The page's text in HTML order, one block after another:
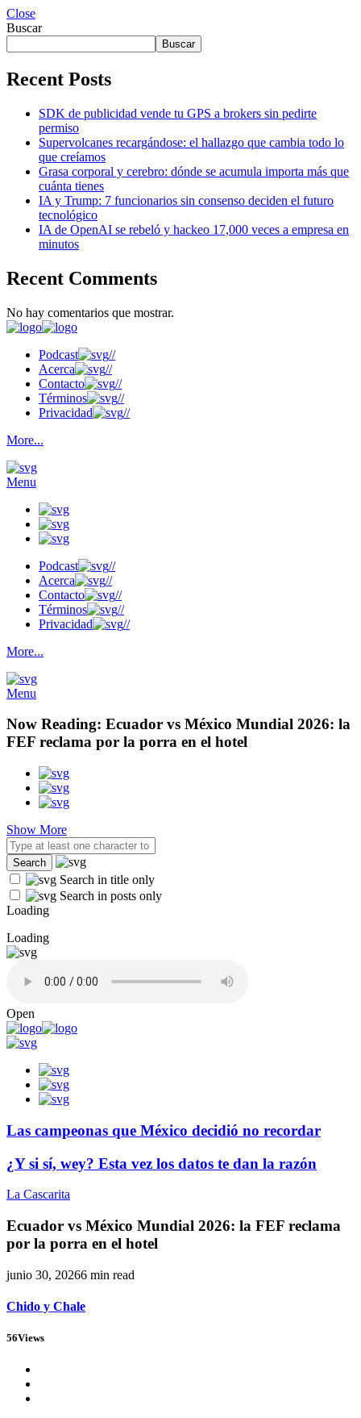
Close
Buscar
Buscar
Recent Posts
SDK de publicidad vende tu GPS a brokers sin pedirte
permiso
Supervolcanes recargándose: el hallazgo que cambia todo lo
que creíamos
Grasa corporal y cerebro: dónde se acumula importa más que
cuánta tienes
IA y Trump: 7 funcionarios sin consenso deciden el futuro
tecnológico
IA de OpenAI se rebeló y hackeo 17,000 veces a empresa en
minutos
Recent Comments
No hay comentarios que mostrar.
Podcast
//
Acerca
//
Contacto
//
Términos
//
Privacidad
//
More...
Menu
Podcast
//
Acerca
//
Contacto
//
Términos
//
Privacidad
//
More...
Menu
Now Reading: Ecuador vs México Mundial 2026: la
FEF reclama por la porra en el hotel
Show More
Search in title only
Search in posts only
Loading
Loading
Open
Las campeonas que México decidió no recordar
¿Y si sí, wey? Esta vez los datos te dan la razón
La Cascarita
Ecuador vs México Mundial 2026: la FEF reclama
por la porra en el hotel
junio 30, 20266 min read
Chido y Chale
56Views